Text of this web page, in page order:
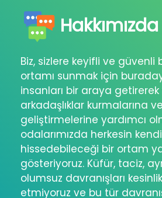
Hakkımızda
Biz, sizlere keyifli ve güvenli
ortamı sunmak için
insanları bir araya getirerek
arkadaşlıklar kurmalarına
geliştirmelerine yardımcı
odalarımızda herkesin
hissedebileceği bir ortam
gösteriyoruz. Küfür, taciz,
olumsuz davranışları
etmiyoruz ve bu tür